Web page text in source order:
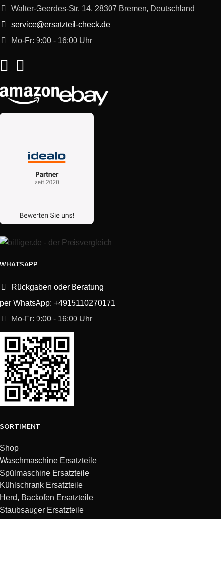
Walter-Geerdes-Str. 14, 28307 Bremen, Deutschland
service@ersatzteil-check.de
Mo-Fr: 9:00 - 16:00 Uhr
WHATSAPP
Rückgaben oder Beratung
per WhatsApp: +4915110270171
Mo-Fr: 9:00 - 16:00 Uhr
SORTIMENT
Shop
Waschmaschine Ersatzteile
Spülmaschine Ersatzteile
Kühlschrank Ersatzteile
Herd, Backofen Ersatzteile
Staubsauger Ersatzteile